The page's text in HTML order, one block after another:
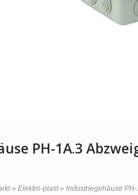
PH-1A.3
» Elektro-plast » Industriegehäuse